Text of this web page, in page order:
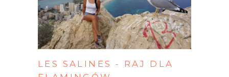
LES SALINES - RAJ
DLA